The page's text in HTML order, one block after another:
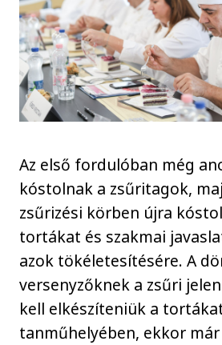
Az első fordulóban még
kóstolnak a zsűritagok,
zsűrizési körben újra
tortákat és szakmai
azok tökéletesítésére. A
versenyzőknek a zsűri
kell elkészíteniük a
tanműhelyében, ekkor már